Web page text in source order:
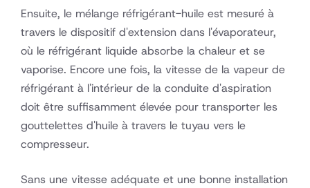
Ensuite, le mélange réfrigérant-huile est mesuré à
travers le dispositif d'extension dans l'évaporateur,
où le réfrigérant liquide absorbe la chaleur et se
vaporise. Encore une fois, la vitesse de la vapeur de
réfrigérant à l'intérieur de la conduite d'aspiration
doit être suffisamment élevée pour transporter les
gouttelettes d'huile à travers le tuyau vers le
compresseur.
Sans une vitesse adéquate et une bonne installation